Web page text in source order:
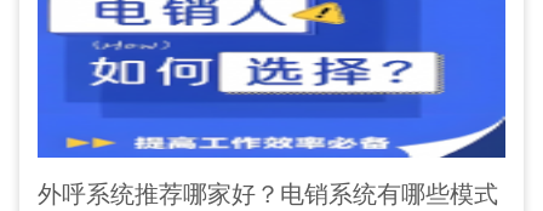
外呼系统推荐哪家好？电销系统有哪些模式